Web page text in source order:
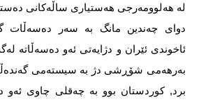
لە هەلوومەرجی هەستیاری ساڵەکانی
دوای چەندین مانگ بە سەر دەسەڵات
ئاخوندی ئێران و دژایەتی ئەو دەسەڵاتە
بەرهەمی شۆڕشی دژ بە سیستەمی
برد, كوردستان بوو بە چەقلی چاوی ئەو